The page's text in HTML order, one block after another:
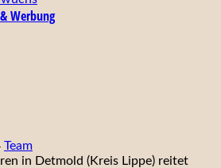
Werbung
Team
in Detmold (Kreis Lippe) reitet